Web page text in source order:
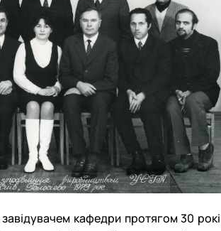
кафедри протягом 30